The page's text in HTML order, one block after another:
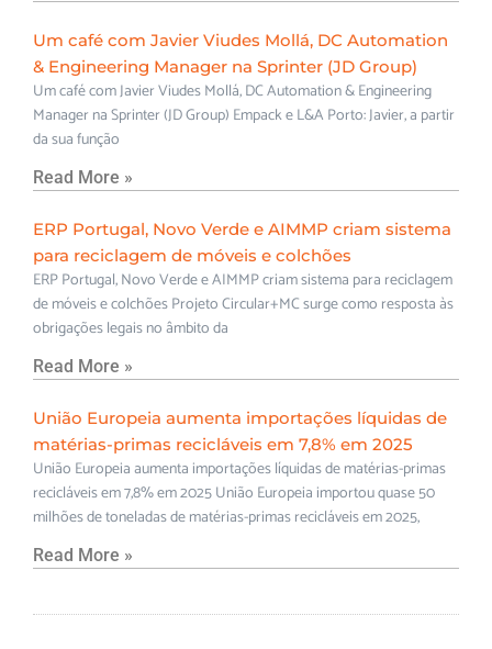
Um café com Javier Viudes Mollá, DC Automation
& Engineering Manager na Sprinter (JD Group)
Um café com Javier Viudes Mollá, DC Automation & Engineering
Manager na Sprinter (JD Group) Empack e L&A Porto: Javier, a partir
da sua função
Read More »
ERP Portugal, Novo Verde e AIMMP criam sistema
para reciclagem de móveis e colchões
ERP Portugal, Novo Verde e AIMMP criam sistema para reciclagem
de móveis e colchões Projeto Circular+MC surge como resposta às
obrigações legais no âmbito da
Read More »
União Europeia aumenta importações líquidas de
matérias-primas recicláveis em 7,8% em 2025
União Europeia aumenta importações líquidas de matérias-primas
recicláveis em 7,8% em 2025 União Europeia importou quase 50
milhões de toneladas de matérias-primas recicláveis em 2025,
Read More »